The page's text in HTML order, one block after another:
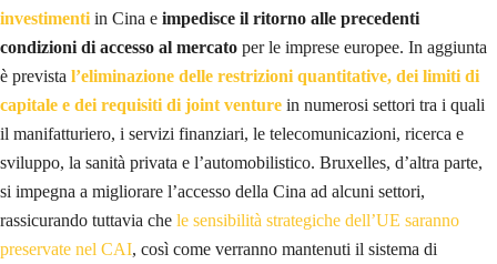
investimenti in Cina e impedisce il ritorno alle precedenti
condizioni di accesso al mercato per le imprese europee. In aggiunta
è prevista l’eliminazione delle restrizioni quantitative, dei limiti di
capitale e dei requisiti di joint venture in numerosi settori tra i quali
il manifatturiero, i servizi finanziari, le telecomunicazioni, ricerca e
sviluppo, la sanità privata e l’automobilistico. Bruxelles, d’altra parte,
si impegna a migliorare l’accesso della Cina ad alcuni settori,
rassicurando tuttavia che le sensibilità strategiche dell’UE saranno
preservate nel CAI, così come verranno mantenuti il sistema di